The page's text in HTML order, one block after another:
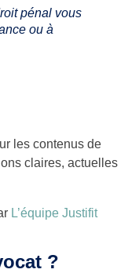
pénal vous
ou à
les contenus de
claires, actuelles
L’équipe Justifit
?